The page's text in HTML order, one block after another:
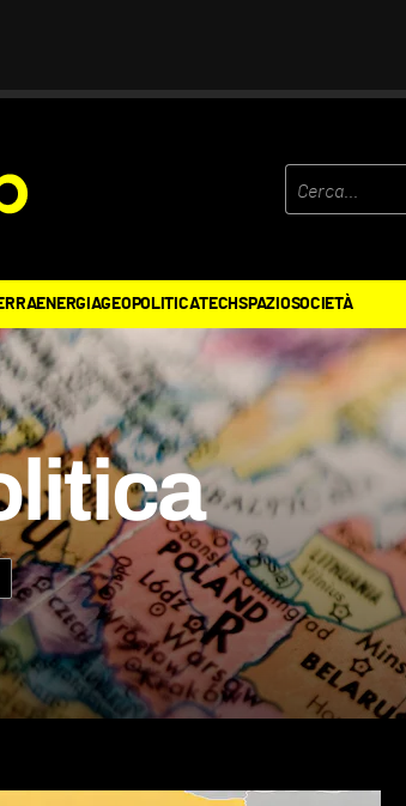
ENERGIAGEOPOLITICATECHSPAZIOSOCIETÀ